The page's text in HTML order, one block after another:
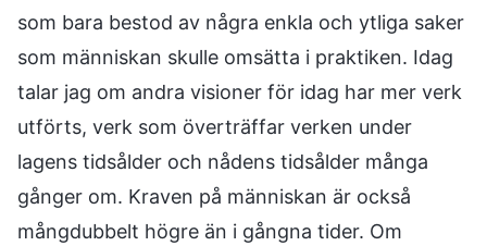
som bara bestod av några enkla och ytliga saker
som människan skulle omsätta i praktiken. Idag
talar jag om andra visioner för idag har mer verk
utförts, verk som överträffar verken under
lagens tidsålder och nådens tidsålder många
gånger om. Kraven på människan är också
mångdubbelt högre än i gångna tider. Om